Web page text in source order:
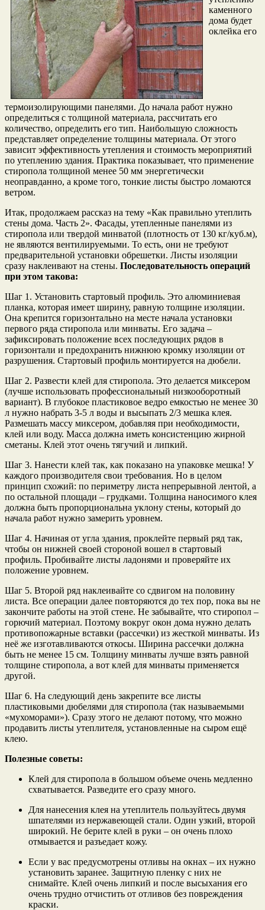
каменного
дома будет
оклейка его
термоизолирующими панелями. До начала работ нужно
определиться с толщиной материала, рассчитать его
количество, определить его тип. Наибольшую сложность
представляет определение толщины материала. От этого
зависит эффективность утепления и стоимость мероприятий
по утеплению здания. Практика показывает, что применение
стиропола толщиной менее 50 мм энергетически
неоправданно, а кроме того, тонкие листы быстро ломаются
ветром.
Итак, продолжаем рассказ на тему «Как правильно утеплить
стены дома. Часть 2». Фасады, утепленные панелями из
стиропола или твердой минватой (плотность от 130 кг/куб.м),
не являются вентилируемыми. То есть, они не требуют
предварительной установки обрешетки. Листы изоляции
сразу наклеивают на стены. Последовательность операций
при этом такова:
Шаг 1. Установить стартовый профиль. Это алюминиевая
планка, которая имеет ширину, равную толщине изоляции.
Она крепится горизонтально на месте начала установки
первого ряда стиропола или минваты. Его задача –
зафиксировать положение всех последующих рядов в
горизонтали и предохранить нижнюю кромку изоляции от
разрушения. Стартовый профиль монтируется на дюбели.
Шаг 2. Развести клей для стиропола. Это делается миксером
(лучше использовать профессиональный низкооборотный
вариант). В глубокое пластиковое ведро емкостью не менее 30
л нужно набрать 3-5 л воды и высыпать 2/3 мешка клея.
Размешать массу миксером, добавляя при необходимости,
клей или воду. Масса должна иметь консистенцию жирной
сметаны. Клей этот очень тягучий и липкий.
Шаг 3. Нанести клей так, как показано на упаковке мешка! У
каждого производителя свои требования. Но в целом
принцип схожий: по периметру листа непрерывной лентой, а
по остальной площади – грудками. Толщина наносимого клея
должна быть пропорциональна уклону стены, который до
начала работ нужно замерить уровнем.
Шаг 4. Начиная от угла здания, проклейте первый ряд так,
чтобы он нижней своей стороной вошел в стартовый
профиль. Пробивайте листы ладонями и проверяйте их
положение уровнем.
Шаг 5. Второй ряд наклеивайте со сдвигом на половину
листа. Все операции далее повторяются до тех пор, пока вы не
закончите работы на этой стене. Не забывайте, что стиропол –
горючий материал. Поэтому вокруг окон дома нужно делать
противопожарные вставки (рассечки) из жесткой минваты. Из
неё же изготавливаются откосы. Ширина рассечки должна
быть не менее 15 см. Толщину минваты лучше взять равной
толщине стиропола, а вот клей для минваты применяется
другой.
Шаг 6. На следующий день закрепите все листы
пластиковыми дюбелями для стиропола (так называемыми
«мухоморами»). Сразу этого не делают потому, что можно
продавить листы утеплителя, установленные на сыром ещё
клею.
Полезные советы:
Клей для стиропола в большом объеме очень медленно
схватывается. Разведите его сразу много.
Для нанесения клея на утеплитель пользуйтесь двумя
шпателями из нержавеющей стали. Один узкий, второй
широкий. Не берите клей в руки – он очень плохо
отмывается и разъедает кожу.
Если у вас предусмотрены отливы на окнах – их нужно
установить заранее. Защитную пленку с них не
снимайте. Клей очень липкий и после высыхания его
очень трудно отчистить от отливов без повреждения
краски.